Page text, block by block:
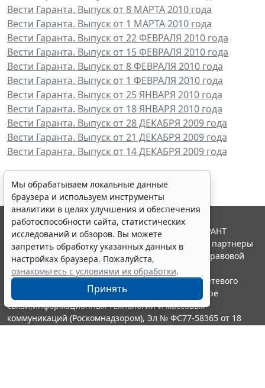
Вести Гаранта. Выпуск от 8 МАРТА 2010 года
Вести Гаранта. Выпуск от 1 МАРТА 2010 года
Вести Гаранта. Выпуск от 22 ФЕВРАЛЯ 2010 года
Вести Гаранта. Выпуск от 15 ФЕВРАЛЯ 2010 года
Вести Гаранта. Выпуск от 8 ФЕВРАЛЯ 2010 года
Вести Гаранта. Выпуск от 1 ФЕВРАЛЯ 2010 года
Вести Гаранта. Выпуск от 25 ЯНВАРЯ 2010 года
Вести Гаранта. Выпуск от 18 ЯНВАРЯ 2010 года
Вести Гаранта. Выпуск от 28 ДЕКАБРЯ 2009 года
Вести Гаранта. Выпуск от 21 ДЕКАБРЯ 2009 года
Вести Гаранта. Выпуск от 14 ДЕКАБРЯ 2009 года
Мы обрабатываем локальные данные
браузера и используем инструменты
аналитики в целях улучшения и обеспечения
работоспособности сайта, статистических
исследований и обзоров. Вы можете
запретить обработку указанных данных в
настройках браузера. Пожалуйста,
ознакомьтесь с условиями их обработки.
Принять
© ООО "НПП "ГАРАНТ-СЕРВИС", 2026. Система ГАРАНТ
выпускается с 1990 года. Компания "Гарант" и ее партнеры
являются участниками Российской ассоциации правовой
информации ГАРАНТ.
Портал ГАРАНТ.РУ зарегистрирован в качестве сетевого
издания Федеральной службой по надзору в сфере
связи,информационных технологий и массовых
коммуникаций (Роскомнадзором), Эл № ФС77-58365 от 18